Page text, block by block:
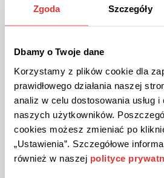
Zgoda Szczegóły
Dbamy o Twoje dane
Korzystamy z plików cookie dla
prawidłowego działania naszej
analiz w celu dostosowania usług i
naszych użytkowników.
cookies możesz zmieniać po
„Ustawienia”. Szczegółowe
również w naszej polityce
Weltweit kostenloser Versand
Ab 49€ Einkaufswert wird Ihre
und das weltweit.
DIE AKTION
Gutschein gültig bis